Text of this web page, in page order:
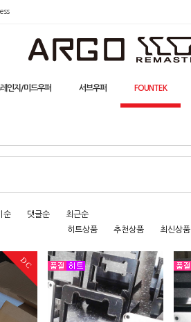
인지/미드우퍼 서브우퍼 FOUNTEK
순 댓글순
최근순
히트상품
추천상품 최신상품
DC